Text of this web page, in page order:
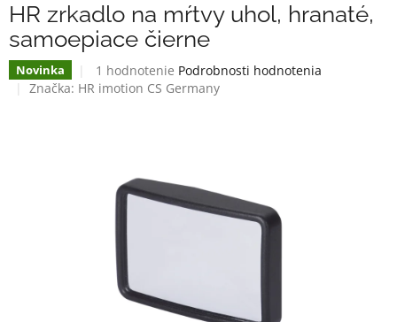
HR zrkadlo na mŕtvy uhol, hranaté,
samoepiace čierne
Novinka
Priemerné
hodnotenie
hviezdičiek.
1 hodnotenie Podrobnosti hodnotenia
Značka: HR imotion CS Germany